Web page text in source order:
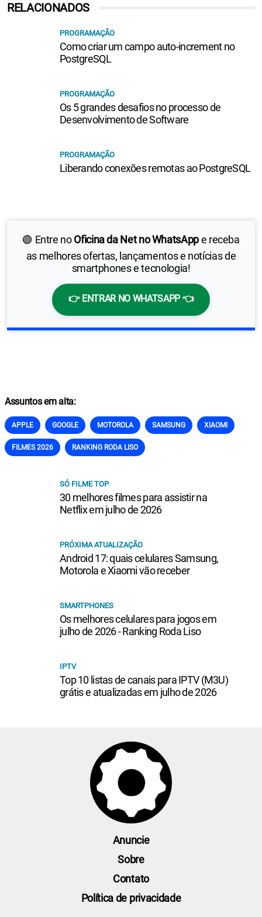
🟢 Entre noOficina da Net no WhatsAppe receba
as melhores ofertas, lançamentos e notícias de
smartphones e tecnologia!
👉 ENTRAR NO WHATSAPP 👈
RELACIONADOS
PROGRAMAÇÃO
Como criar um campo auto-increment no
PostgreSQL
PROGRAMAÇÃO
Os 5 grandes desafios no processo de
Desenvolvimento de Software
PROGRAMAÇÃO
Liberando conexões remotas ao PostgreSQL
Assuntos em alta:
APPLE GOOGLE MOTOROLA SAMSUNG XIAOMI
FILMES 2026 RANKING RODA LISO
SÓ FILME TOP
30 melhores filmes para assistir na
Netflix em julho de 2026
PRÓXIMA ATUALIZAÇÃO
Android 17: quais celulares Samsung,
Motorola e Xiaomi vão receber
SMARTPHONES
Os melhores celulares para jogos em
julho de 2026 - Ranking Roda Liso
IPTV
Top 10 listas de canais para IPTV (M3U)
grátis e atualizadas em julho de 2026
Anuncie
Sobre
Contato
Política de privacidade